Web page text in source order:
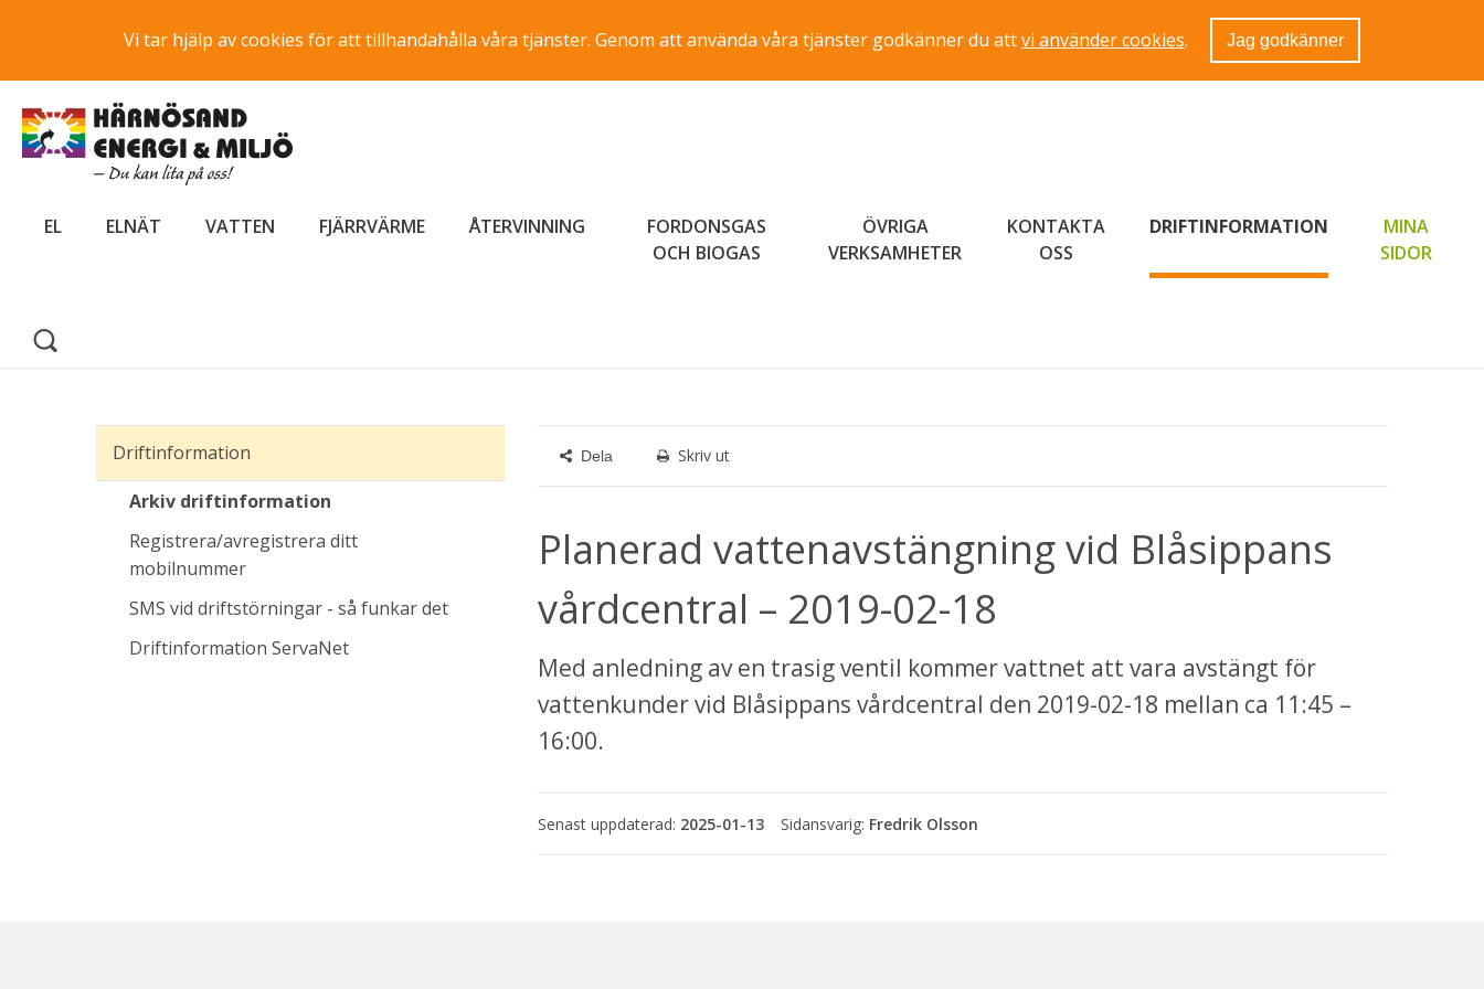
Vi tar hjälp av cookies för att tillhandahålla våra tjänster. Genom att använda våra tjänster godkänner du attvi använder cookies. Jag godkänner
EL ELNÄT VATTEN FJÄRRVÄRME ÅTERVINNING
FORDONSGAS
OCH BIOGAS
ÖVRIGA
VERKSAMHETER
KONTAKTA
OSS
DRIFTINFORMATION
MINA
SIDORLÄNK
Driftinformation
Arkiv driftinformation
Registrera/avregistrera ditt
mobilnummer
SMS vid driftstörningar - så funkar det
Driftinformation ServaNetLänk till annan webbplats.
Dela Skriv ut
Planerad vattenavstängning vid Blåsippans
vårdcentral – 2019-02-18
Med anledning av en trasig ventil kommer vattnet att vara avstängt för
vattenkunder vid Blåsippans vårdcentral den 2019-02-18 mellan ca 11:45 –
16:00.
Senast uppdaterad: 2025-01-13 Fredrik Olsson